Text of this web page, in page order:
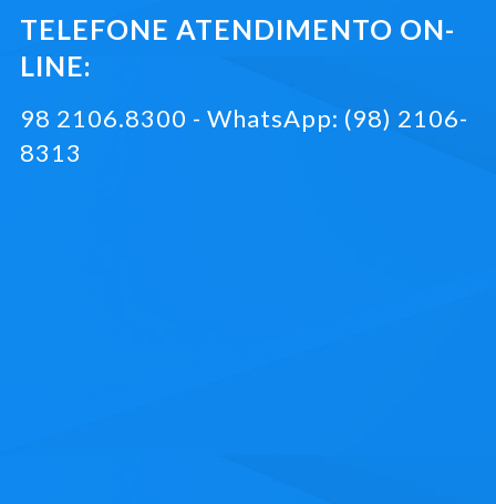
TELEFONE ATENDIMENTO ON-
LINE:
98 2106.8300 - WhatsApp: (98) 2106-
8313